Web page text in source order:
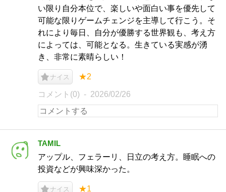
い限り自分本位で、楽しいや面白い事を優先して
可能な限りゲームチェンジを主導して行こう。そ
れにより毎日、自分が優勝する世界観も、考え方
によっては、可能となる。生きている実感が湧
き、非常に素晴らしい！
ナイス ★2
コメント(0) 2026/02/26
TAMIL
アップル、フェラーリ、日立の考え方。睡眠への
投資などが興味深かった。
ナイス ★1